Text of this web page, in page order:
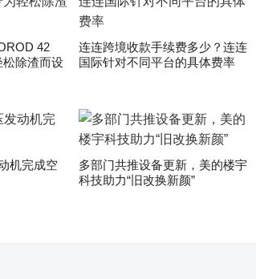
42
松除渣而设
连连跨境收款手续费多少？连连
国际针对不同平台的具体费率
机完成空
多部门共推设备更新，美的楼宇
科技助力“旧改换新颜”